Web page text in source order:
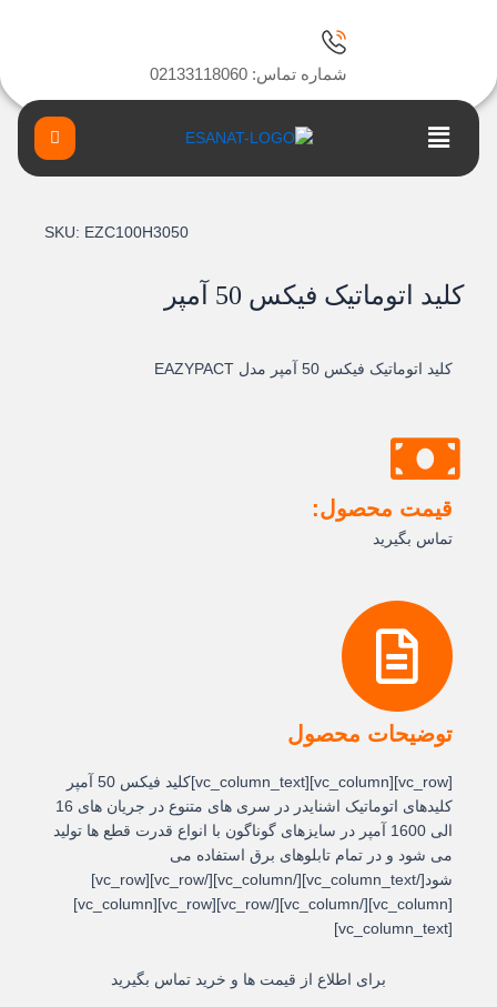
شماره تماس: 02133118060
Main
Menu
SKU: EZC100H3050
کلید اتوماتیک فيکس 50 آمپر
کلید اتوماتیک فيکس 50 آمپر مدل EAZYPACT
قیمت محصول:
تماس بگیرید
توضیحات محصول
کلیدهای اتوماتیک اشنایدر در سری های متنوع در جریان های 16
الی 1600 آمپر در سایزهای گوناگون با انواع قدرت قطع ها تولید
می شود و در تمام تابلوهای برق استفاده می
شود[/vc_column_text][/vc_column][/vc_row][vc_row]
[vc_column][/vc_column][/vc_row][vc_row][vc_column]
برای اطلاع از قیمت ها و خرید تماس بگیرید